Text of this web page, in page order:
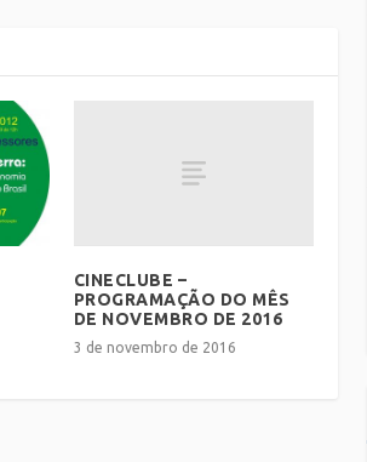
CINECLUBE –
PROGRAMAÇÃO DO MÊS
DE NOVEMBRO DE 2016
3 de novembro de 2016